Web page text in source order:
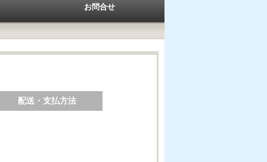
お問合せ
配送・支払方法